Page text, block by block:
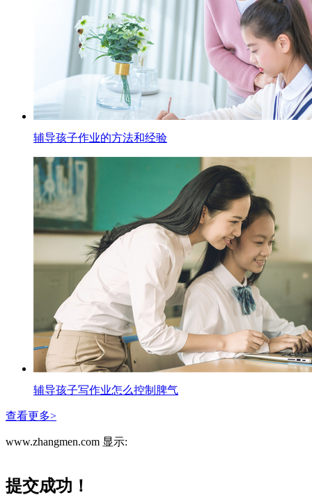
辅导孩子作业的方法和经验
辅导孩子写作业怎么控制脾气
查看更多>
www.zhangmen.com 显示:
提交成功！